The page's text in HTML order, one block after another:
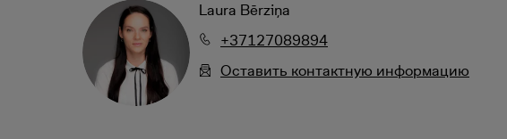
Laura Bērziņa
+37127089894
Oставить контактную информацию